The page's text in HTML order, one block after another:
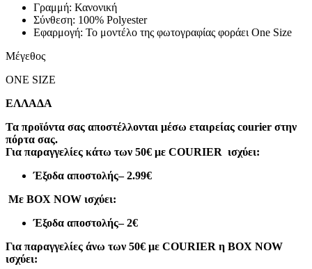
Γραμμή: Κανονική
Σύνθεση: 100% Polyester
Εφαρμογή: Το μοντέλο της φωτογραφίας φοράει One Size
Μέγεθος
ONE SIZE
ΕΛΛΑΔΑ
Τα προϊόντα σας αποστέλλονται μέσω εταιρείας courier στην
πόρτα σας.
Για παραγγελίες κάτω των 50€ με COURIER ισχύει:
Έξοδα αποστολής– 2.99€
Με BOX NOW ισχύει:
Έξοδα αποστολής– 2€
Για παραγγελίες άνω των 50€ με COURIER η BOX NOW
ισχύει: